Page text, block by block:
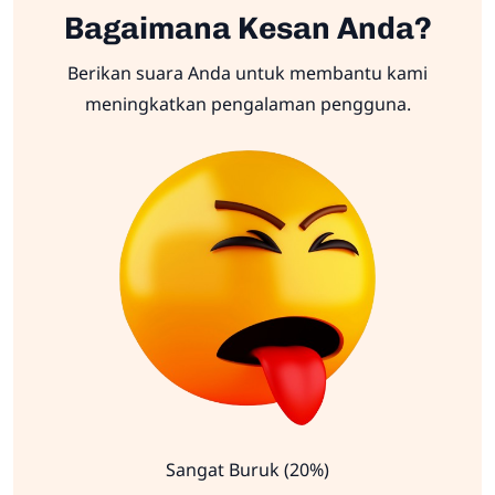
Bagaimana Kesan Anda?
Berikan suara Anda untuk membantu kami
meningkatkan pengalaman pengguna.
Sangat Buruk (20%)